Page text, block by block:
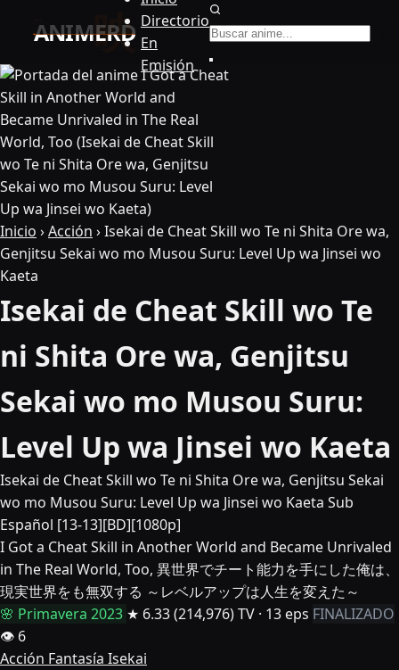
Directorio
En
Emisión
Buscar anime
Inicio ›Acción ›Isekai de Cheat Skill wo Te ni Shita Ore wa,
Genjitsu Sekai wo mo Musou Suru: Level Up wa Jinsei wo
Kaeta
Isekai de Cheat Skill wo Te
ni Shita Ore wa, Genjitsu
Sekai wo mo Musou Suru:
Level Up wa Jinsei wo Kaeta
Isekai de Cheat Skill wo Te ni Shita Ore wa, Genjitsu Sekai
wo mo Musou Suru: Level Up wa Jinsei wo Kaeta Sub
Español [13-13][BD][1080p]
I Got a Cheat Skill in Another World and Became Unrivaled
in The Real World, Too, 異世界でチート能力を手にした俺は、
現実世界をも無双する ～レベルアップは人生を変えた～
🌸 Primavera 2023 ★ 6.33(214,976)TV · 13 eps FINALIZADO
👁 6
Acción Fantasía Isekai